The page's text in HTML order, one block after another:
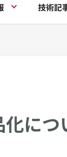
技術記
につ